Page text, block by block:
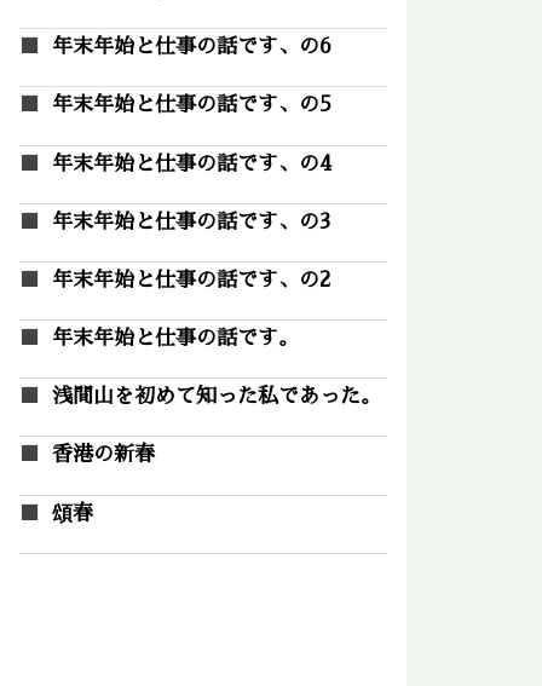
年末年始と仕事の話です、の6
年末年始と仕事の話です、の5
年末年始と仕事の話です、の4
年末年始と仕事の話です、の3
年末年始と仕事の話です、の2
年末年始と仕事の話です。
浅間山を初めて知った私であった。
香港の新春
頌春